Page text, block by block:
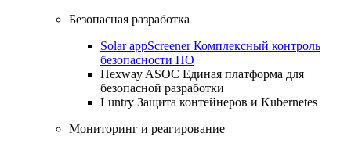
Безопасная разработка
Solar appScreenerКомплексный контроль
безопасности ПО
Hexway ASOC Единая платформа для
безопасной разработки
Luntry Защита контейнеров и Kubernetes
Мониторинг и реагирование